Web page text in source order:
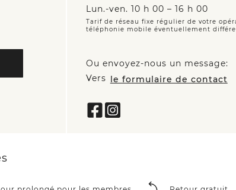
Lun.-ven. 10 h 00 – 16 h 00
Tarif de réseau fixe régulier de votre
téléphonie mobile éventuellement
Ou envoyez-nous un message:
Vers le formulaire de contact